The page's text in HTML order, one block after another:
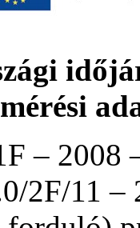
– 2008
2F/11 –